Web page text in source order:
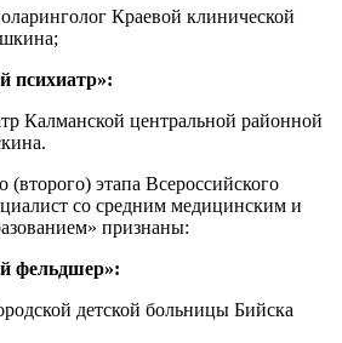
Краевой клинической
психиатр»:
Калманской центральной районной
(второго) этапа Всероссийского
со средним медицинским и
признаны:
фельдшер»:
детской больницы Бийска